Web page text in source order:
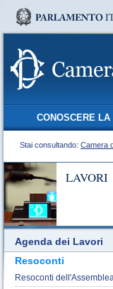
CONOSCERE LA
Stai consultando: Camera
LAVORI
Agenda dei Lavori
Resoconti
Resoconti